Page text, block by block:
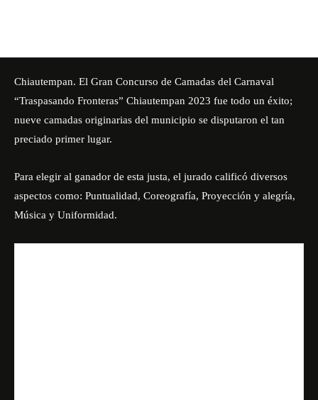
Chiautempan. El Gran Concurso de Camadas del Carnaval
“Traspasando Fronteras” Chiautempan 2023 fue todo un éxito;
nueve camadas originarias del municipio se disputaron el tan
preciado primer lugar.
Para elegir al ganador de esta justa, el jurado calificó diversos
aspectos como: Puntualidad, Coreografía, Proyección y alegría,
Música y Uniformidad.